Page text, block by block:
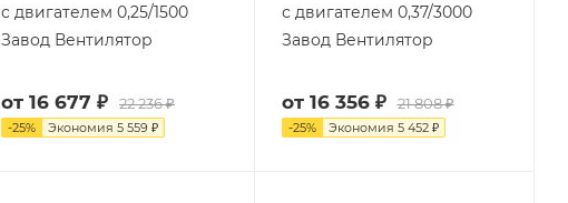
с двигателем 0,25/1500
Завод Вентилятор
от 16 677 ₽ 22 236 ₽
-25% Экономия 5 559 ₽
с двигателем 0,37/3000
Завод Вентилятор
от 16 356 ₽ 21 808 ₽
-25% Экономия 5 452 ₽